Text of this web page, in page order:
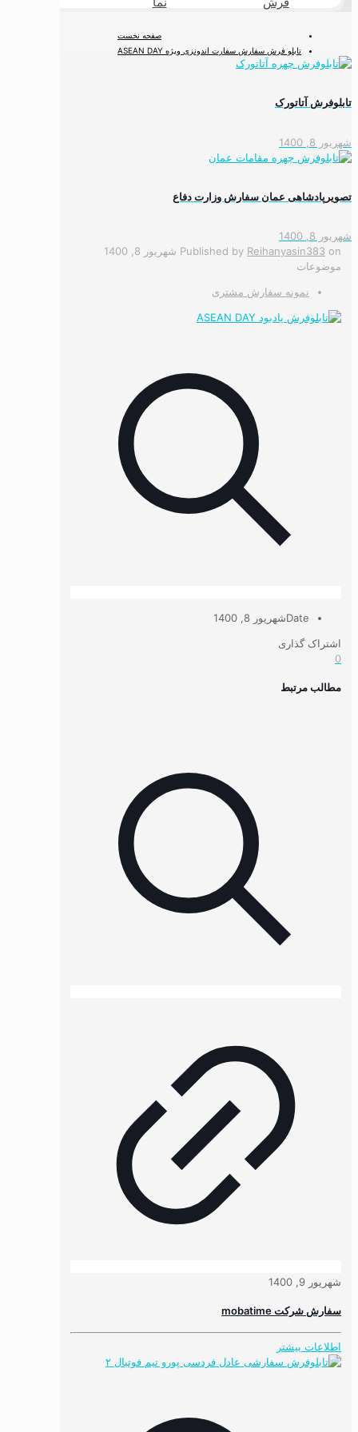
صفحه نخست
تابلو فرش سفارش سفارت اندونزی ویژه ASEAN DAY
تابلوفرش آتاتورک
شهریور 8, 1400
تصویرپادشاهی عمان سفارش وزارت دفاع
شهریور 8, 1400
Published by Reihanyasin383 on
شهریور 8, 1400
موضوعات
نمونه سفارش مشتری
Dateشهریور 8, 1400
اشتراک گذاری
0
مطالب مرتبط
شهریور 9, 1400
سفارش شرکت mobatime
اطلاعات بیشتر